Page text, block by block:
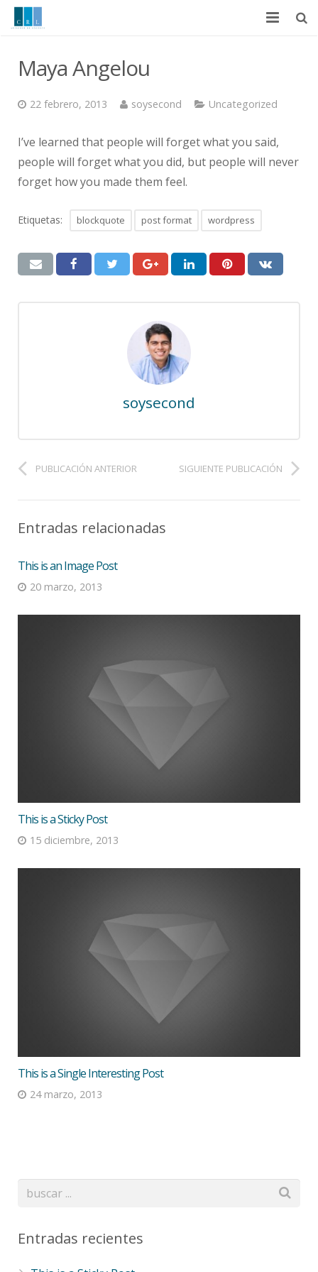
Nosotros
Servicios
Principales Proveedores
Políticas
Maya Angelou
22 febrero, 2013 soysecond Uncategorized
I’ve learned that people will forget what you said,
people will forget what you did, but people will never
forget how you made them feel.
Etiquetas: blockquote post format wordpress
soysecond
PUBLICACIÓN ANTERIOR SIGUIENTE PUBLICACIÓN
Entradas relacionadas
This is an Image Post
20 marzo, 2013
This is a Sticky Post
15 diciembre, 2013
This is a Single Interesting Post
24 marzo, 2013
Entradas recientes